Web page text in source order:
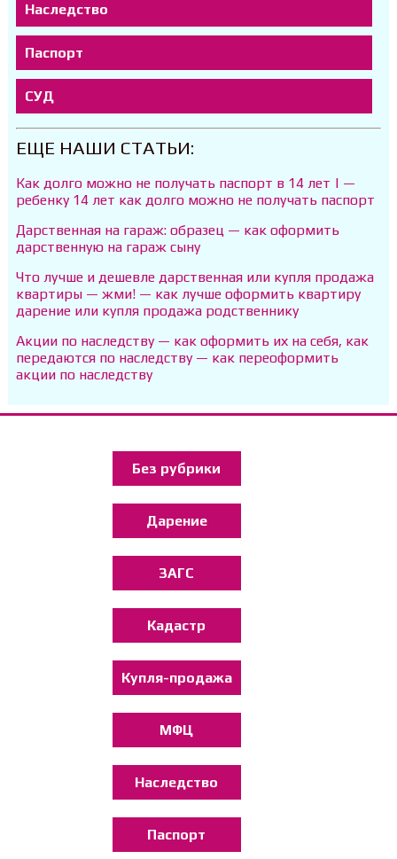
Наследство
Паспорт
СУД
ЕЩЕ НАШИ СТАТЬИ:
Как долго можно не получать паспорт в 14 лет | —
ребенку 14 лет как долго можно не получать паспорт
Дарственная на гараж: образец — как оформить
дарственную на гараж сыну
Что лучше и дешевле дарственная или купля продажа
квартиры — жми! — как лучше оформить квартиру
дарение или купля продажа родственнику
Акции по наследству — как оформить их на себя, как
передаются по наследству — как переоформить
акции по наследству
Без рубрики
Дарение
ЗАГС
Кадастр
Купля-продажа
МФЦ
Наследство
Паспорт